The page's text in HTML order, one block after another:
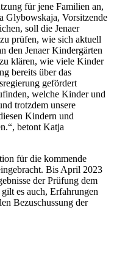
für jene Familien an,
Glybowskaja, Vorsitzende
soll die Jenaer
prüfen, wie sich aktuell
den Jenaer Kindergärten
klären, wie viele Kinder
bereits über das
gefördert
welche Kinder und
trotzdem unsere
Kindern und
betont Katja
für die kommende
Bis April 2023
der Prüfung dem
es auch, Erfahrungen
Bezuschussung der